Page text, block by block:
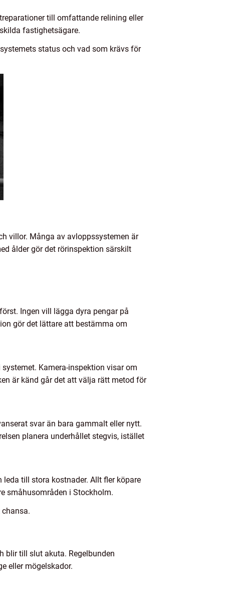
till omfattande relining eller
fastighetsägare.
status och vad som krävs för
villor. Många av avloppssystemen är
ålder gör det rörinspektion särskilt
Ingen vill lägga dyra pengar på
gör det lättare att bestämma om
Kamera-inspektion visar om
är känd går det att välja rätt metod för
svar än bara gammalt eller nytt.
planera underhållet stegvis, istället
till stora kostnader. Allt fler köpare
småhusområden i Stockholm.
blir till slut akuta. Regelbunden
eller mögelskador.